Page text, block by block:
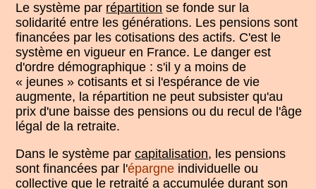
Le système par répartition se fonde sur la
solidarité entre les générations. Les pensions sont
financées par les cotisations des actifs. C'est le
système en vigueur en France. Le danger est
d'ordre démographique : s'il y a moins de
« jeunes » cotisants et si l'espérance de vie
augmente, la répartition ne peut subsister qu'au
prix d'une baisse des pensions ou du recul de l'âge
légal de la retraite.
Dans le système parcapitalisation, les pensions
sont financées par l'épargne individuelle ou
collective que le retraité a accumulée durant son